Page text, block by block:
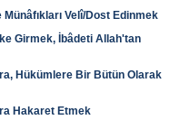
Velî/Dost Edinmek
Girmek, İbâdeti Allah'tan
Hükümlere Bir Bütün Olarak
Hakaret Etmek